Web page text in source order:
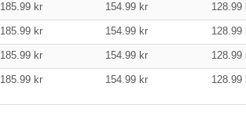
185.99 kr 154.99 kr 128.99
185.99 kr 154.99 kr 128.99
185.99 kr 154.99 kr 128.99
185.99 kr 154.99 kr 128.99